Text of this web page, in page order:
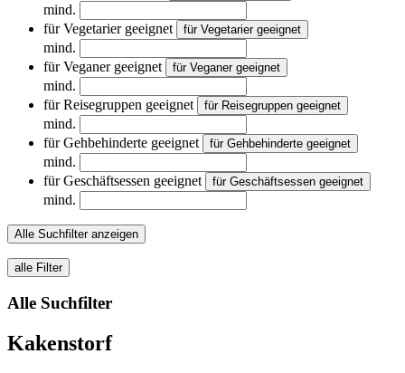
mind.
für Vegetarier geeignet
für Vegetarier geeignet
mind.
für Veganer geeignet
für Veganer geeignet
mind.
für Reisegruppen geeignet
für Reisegruppen geeignet
mind.
für Gehbehinderte geeignet
für Gehbehinderte geeignet
mind.
für Geschäftsessen geeignet
für Geschäftsessen geeignet
mind.
Alle Suchfilter anzeigen
alle Filter
Alle Suchfilter
Kakenstorf